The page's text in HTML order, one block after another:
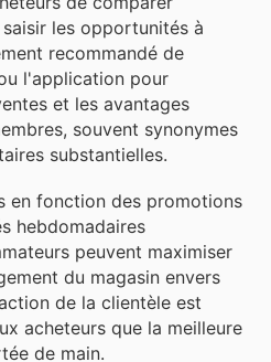
les opportunités à
recommandé de
l'application pour
et les avantages
souvent synonymes
substantielles.
en fonction des promotions
hebdomadaires
peuvent maximiser
du magasin envers
de la clientèle est
acheteurs que la meilleure
de main.